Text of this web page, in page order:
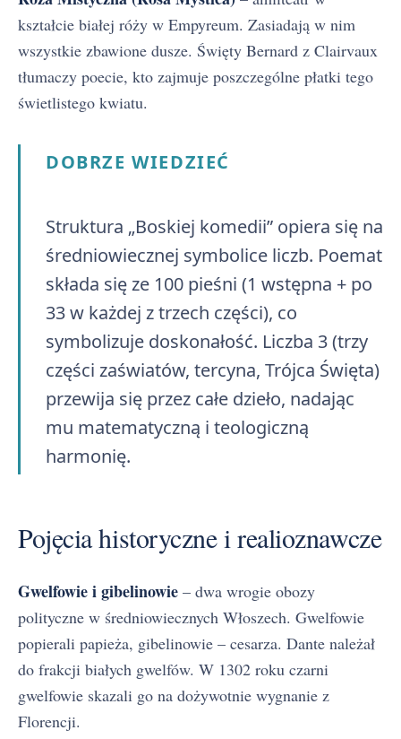
kształcie białej róży w Empyreum. Zasiadają w nim
wszystkie zbawione dusze. Święty Bernard z Clairvaux
tłumaczy poecie, kto zajmuje poszczególne płatki tego
świetlistego kwiatu.
DOBRZE WIEDZIEĆ
Struktura „Boskiej komedii” opiera się na
średniowiecznej symbolice liczb. Poemat
składa się ze 100 pieśni (1 wstępna + po
33 w każdej z trzech części), co
symbolizuje doskonałość. Liczba 3 (trzy
części zaświatów, tercyna, Trójca Święta)
przewija się przez całe dzieło, nadając
mu matematyczną i teologiczną
harmonię.
Pojęcia historyczne i realioznawcze
Gwelfowie i gibelinowie – dwa wrogie obozy
polityczne w średniowiecznych Włoszech. Gwelfowie
popierali papieża, gibelinowie – cesarza. Dante należał
do frakcji białych gwelfów. W 1302 roku czarni
gwelfowie skazali go na dożywotnie wygnanie z
Florencji.